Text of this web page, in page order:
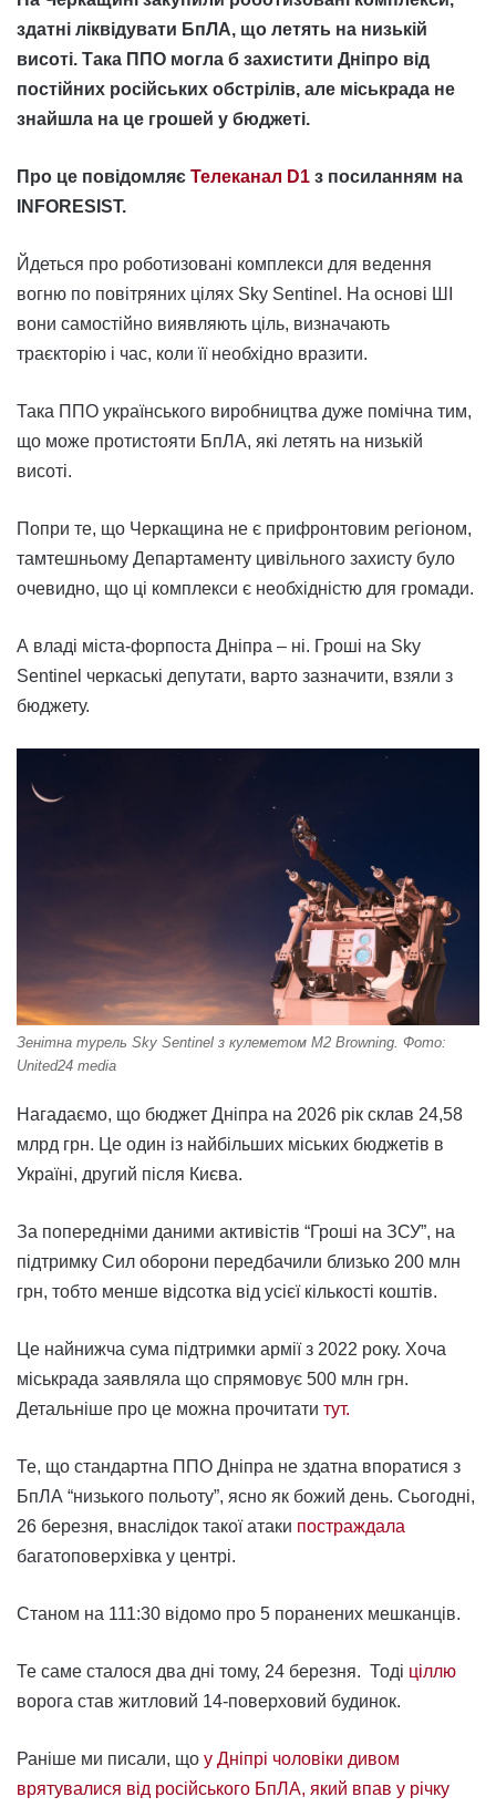
здатні ліквідувати БпЛА, що летять на низькій
висоті. Така ППО могла б захистити Дніпро від
постійних російських обстрілів, але міськрада не
знайшла на це грошей у бюджеті.
Про це повідомляє Телеканал D1 з посиланням на
INFORESIST.
Йдеться про роботизовані комплекси для ведення
вогню по повітряних цілях Sky Sentinel. На основі ШІ
вони самостійно виявляють ціль, визначають
траєкторію і час, коли її необхідно вразити.
Така ППО українського виробництва дуже помічна тим,
що може протистояти БпЛА, які летять на низькій
висоті.
Попри те, що Черкащина не є прифронтовим регіоном,
тамтешньому Департаменту цивільного захисту було
очевидно, що ці комплекси є необхідністю для громади.
А владі міста-форпоста Дніпра – ні. Гроші на Sky
Sentinel черкаські депутати, варто зазначити, взяли з
бюджету.
Зенітна турель Sky Sentinel з кулеметом M2 Browning. Фото:
United24 media
Нагадаємо, що бюджет Дніпра на 2026 рік склав 24,58
млрд грн. Це один із найбільших міських бюджетів в
Україні, другий після Києва.
За попередніми даними активістів “Гроші на ЗСУ”, на
підтримку Сил оборони передбачили близько 200 млн
грн, тобто менше відсотка від усієї кількості коштів.
Це найнижча сума підтримки армії з 2022 року. Хоча
міськрада заявляла що спрямовує 500 млн грн.
Детальніше про це можна прочитати тут.
Те, що стандартна ППО Дніпра не здатна впоратися з
БпЛА “низького польоту”, ясно як божий день. Сьогодні,
26 березня, внаслідок такої атаки постраждала
багатоповерхівка у центрі.
Станом на 111:30 відомо про 5 поранених мешканців.
Те саме сталося два дні тому, 24 березня. Тоді ціллю
ворога став житловий 14-поверховий будинок.
Раніше ми писали, що у Дніпрі чоловіки дивом
врятувалися від російського БпЛА, який впав у річку